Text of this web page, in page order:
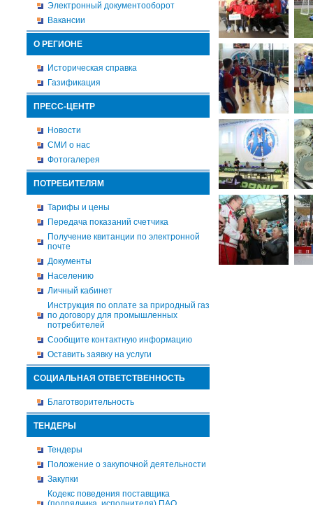
Электронный документооборот
Вакансии
О РЕГИОНЕ
Историческая справка
Газификация
ПРЕСС-ЦЕНТР
Новости
СМИ о нас
Фотогалерея
ПОТРЕБИТЕЛЯМ
Тарифы и цены
Передача показаний счетчика
Получение квитанции по электронной
почте
Документы
Населению
Личный кабинет
Инструкция по оплате за природный газ
по договору для промышленных
потребителей
Сообщите контактную информацию
Оставить заявку на услуги
СОЦИАЛЬНАЯ ОТВЕТСТВЕННОСТЬ
Благотворительность
ТЕНДЕРЫ
Тендеры
Положение о закупочной деятельности
Закупки
Кодекс поведения поставщика